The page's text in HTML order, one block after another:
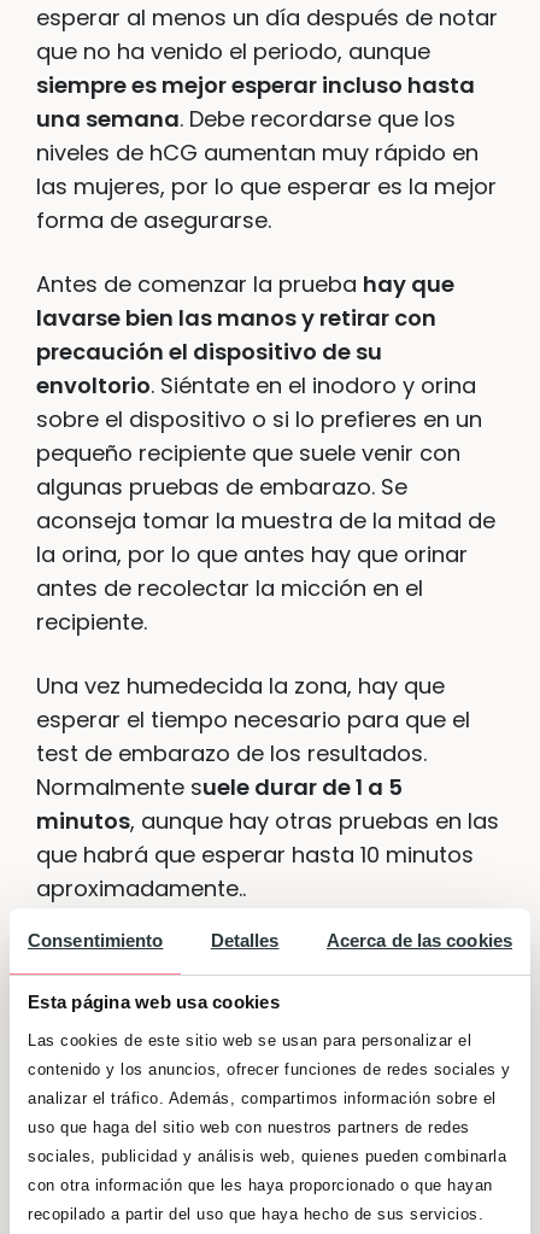
Consentimiento Detalles Acerca de las cookies
Esta página web usa cookies
Las cookies de este sitio web se usan para personalizar el
contenido y los anuncios, ofrecer funciones de redes sociales y
analizar el tráfico. Además, compartimos información sobre el
uso que haga del sitio web con nuestros partners de redes
sociales, publicidad y análisis web, quienes pueden combinarla
con otra información que les haya proporcionado o que hayan
recopilado a partir del uso que haya hecho de sus servicios.
esperar al menos un día después de notar
que no ha venido el periodo, aunque
siempre es mejor esperar incluso hasta
una semana. Debe recordarse que los
niveles de hCG aumentan muy rápido en
las mujeres, por lo que esperar es la mejor
forma de asegurarse.
Antes de comenzar la prueba hay que
lavarse bien las manos y retirar con
precaución el dispositivo de su
envoltorio. Siéntate en el inodoro y orina
sobre el dispositivo o si lo prefieres en un
pequeño recipiente que suele venir con
algunas pruebas de embarazo. Se
aconseja tomar la muestra de la mitad de
la orina, por lo que antes hay que orinar
antes de recolectar la micción en el
recipiente.
Una vez humedecida la zona, hay que
esperar el tiempo necesario para que el
test de embarazo de los resultados.
Normalmente suele durar de 1 a 5
minutos, aunque hay otras pruebas en las
que habrá que esperar hasta 10 minutos
aproximadamente..
Errores comunes en la
utilización de la prueba de
embarazo
Dentro de los errores más comunes se
encuentran:
Hacerla demasiado rápido por la